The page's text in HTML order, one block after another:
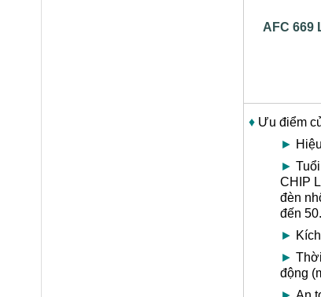
AFC 669
♦ Ưu điểm
►
►
CHIP
đèn
đến
►
►
động